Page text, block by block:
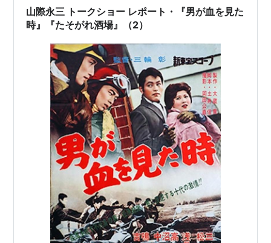
山際永三 トークショー レポート・『男が血を見た
時』『たそがれ酒場』（2）